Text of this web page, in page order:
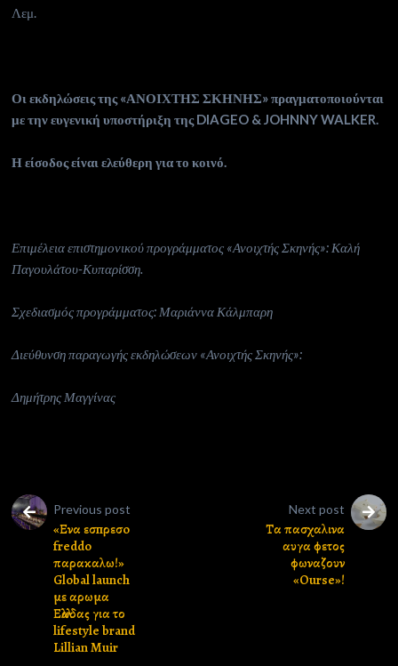
Λεμ.
Οι εκδηλώσεις της «ΑΝΟΙΧΤΗΣ ΣΚΗΝΗΣ» πραγματοποιούνται
με την ευγενική υποστήριξη της DIAGEO &JOHNNYWALKER.
Η είσοδος είναι ελεύθερη για το κοινό.
Επιμέλεια επιστημονικού προγράμματος «Ανοιχτής Σκηνής»: Καλή
Παγουλάτου-Κυπαρίσση.
Σχεδιασμός προγράμματος: Μαριάννα Κάλμπαρη
Διεύθυνση παραγωγής εκδηλώσεων «Ανοιχτής Σκηνής»:
Δημήτρης Μαγγίνας
Previous post
«Ενα εσпρεσo
freddo
παρακαλω!»
Global launch
με αρωμα
Ελλαδας για το
lifestyle brand
Lillian Muir
Next post
Τα πασχαλινα
αυγα φετος
φωναζουν
«Ourse»!